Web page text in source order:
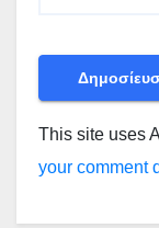
This site uses
your comment